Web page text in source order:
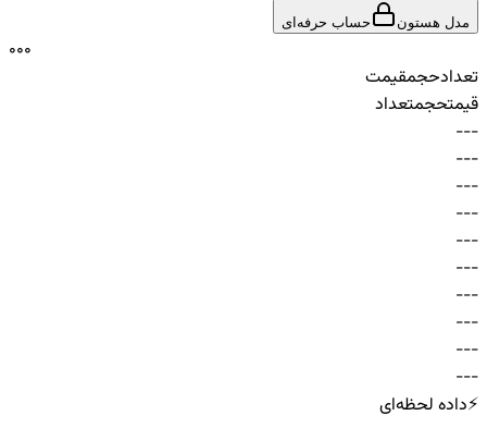
مدل هستون حساب حرفه‌ای
000
تعدادحجمقیمت
قیمتحجمتعداد
-
-
-
-
-
-
-
-
-
-
-
-
-
-
-
-
-
-
-
-
-
-
-
-
-
-
-
-
-
-
⚡داده لحظه‌ای